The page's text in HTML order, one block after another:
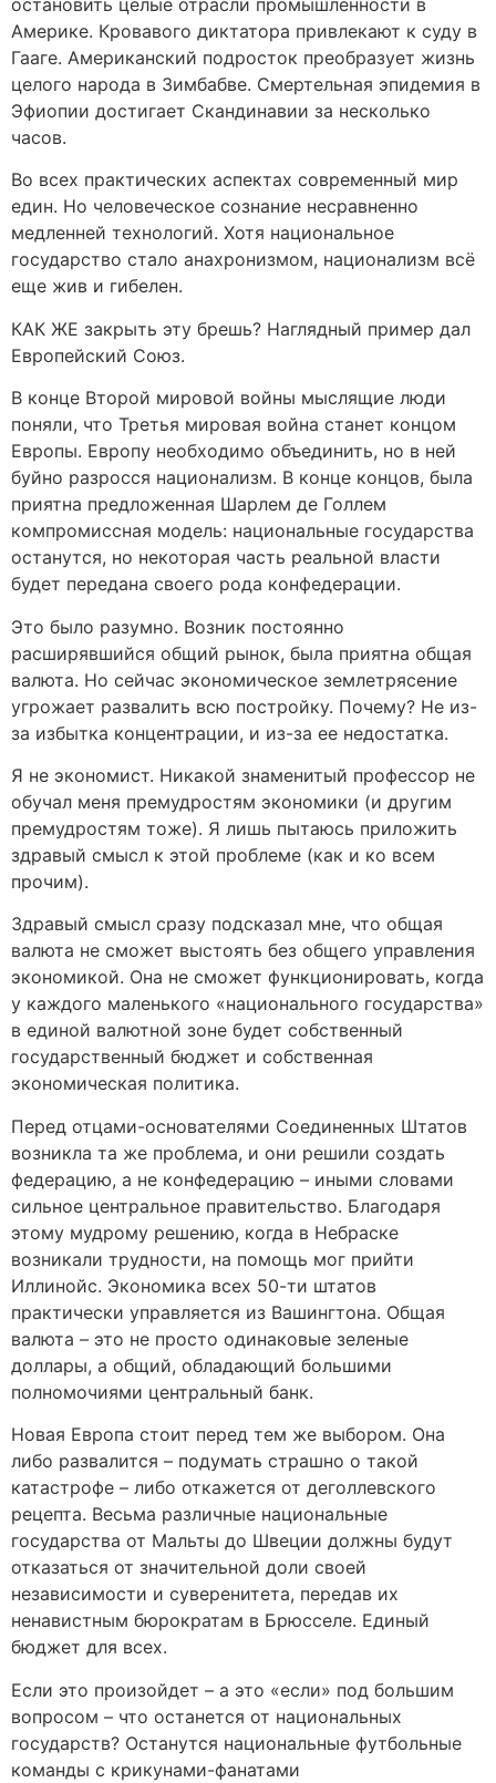
остановить целые отрасли промышленности в
Америке. Кровавого диктатора привлекают к суду в
Гааге. Американский подросток преобразует жизнь
целого народа в Зимбабве. Смертельная эпидемия в
Эфиопии достигает Скандинавии за несколько
часов.
Во всех практических аспектах современный мир
един. Но человеческое сознание несравненно
медленней технологий. Хотя национальное
государство стало анахронизмом, национализм всё
еще жив и гибелен.
КАК ЖЕ закрыть эту брешь? Наглядный пример дал
Европейский Союз.
В конце Второй мировой войны мыслящие люди
поняли, что Третья мировая война станет концом
Европы. Европу необходимо объединить, но в ней
буйно разросся национализм. В конце концов, была
приятна предложенная Шарлем де Голлем
компромиссная модель: национальные государства
останутся, но некоторая часть реальной власти
будет передана своего рода конфедерации.
Это было разумно. Возник постоянно
расширявшийся общий рынок, была приятна общая
валюта. Но сейчас экономическое землетрясение
угрожает развалить всю постройку. Почему? Не из-
за избытка концентрации, и из-за ее недостатка.
Я не экономист. Никакой знаменитый профессор не
обучал меня премудростям экономики (и другим
премудростям тоже). Я лишь пытаюсь приложить
здравый смысл к этой проблеме (как и ко всем
прочим).
Здравый смысл сразу подсказал мне, что общая
валюта не сможет выстоять без общего управления
экономикой. Она не сможет функционировать, когда
у каждого маленького «национального государства»
в единой валютной зоне будет собственный
государственный бюджет и собственная
экономическая политика.
Перед отцами-основателями Соединенных Штатов
возникла та же проблема, и они решили создать
федерацию, а не конфедерацию – иными словами
сильное центральное правительство. Благодаря
этому мудрому решению, когда в Небраске
возникали трудности, на помощь мог прийти
Иллинойс. Экономика всех 50-ти штатов
практически управляется из Вашингтона. Общая
валюта – это не просто одинаковые зеленые
доллары, а общий, обладающий большими
полномочиями центральный банк.
Новая Европа стоит перед тем же выбором. Она
либо развалится – подумать страшно о такой
катастрофе – либо откажется от деголлевского
рецепта. Весьма различные национальные
государства от Мальты до Швеции должны будут
отказаться от значительной доли своей
независимости и суверенитета, передав их
ненавистным бюрократам в Брюсселе. Единый
бюджет для всех.
Если это произойдет – а это «если» под большим
вопросом – что останется от национальных
государств? Останутся национальные футбольные
команды c крикунами-фанатами